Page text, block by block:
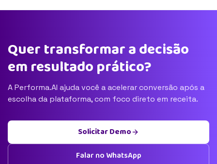
Quer transformar a decisão
em resultado prático?
A Performa.AI ajuda você a acelerar conversão após a
escolha da plataforma, com foco direto em receita.
Solicitar Demo
Falar no WhatsApp